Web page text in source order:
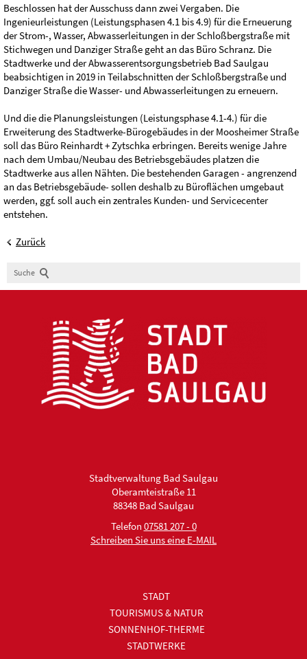
Beschlossen hat der Ausschuss dann zwei Vergaben. Die
Ingenieurleistungen (Leistungsphasen 4.1 bis 4.9) für die Erneuerung
der Strom-, Wasser, Abwasserleitungen in der Schloßbergstraße mit
Stichwegen und Danziger Straße geht an das Büro Schranz. Die
Stadtwerke und der Abwasserentsorgungsbetrieb Bad Saulgau
beabsichtigen in 2019 in Teilabschnitten der Schloßbergstraße und
Danziger Straße die Wasser- und Abwasserleitungen zu erneuern.
Und die die Planungsleistungen (Leistungsphase 4.1-4.) für die
Erweiterung des Stadtwerke-Bürogebäudes in der Moosheimer Straße
soll das Büro Reinhardt + Zytschka erbringen. Bereits wenige Jahre
nach dem Umbau/Neubau des Betriebsgebäudes platzen die
Stadtwerke aus allen Nähten. Die bestehenden Garagen - angrenzend
an das Betriebsgebäude- sollen deshalb zu Büroflächen umgebaut
werden, ggf. soll auch ein zentrales Kunden- und Servicecenter
entstehen.
Zurück
Suche
Stadtverwaltung Bad Saulgau
Oberamteistraße 11
88348 Bad Saulgau
Telefon 07581 207 - 0
Schreiben Sie uns eine E-MAIL
STADT
TOURISMUS & NATUR
SONNENHOF-THERME
STADTWERKE